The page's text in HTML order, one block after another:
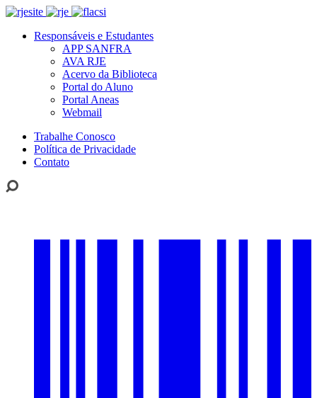
Responsáveis e Estudantes
APP SANFRA
AVA RJE
Acervo da Biblioteca
Portal do Aluno
Portal Aneas
Webmail
Trabalhe Conosco
Política de Privacidade
Contato